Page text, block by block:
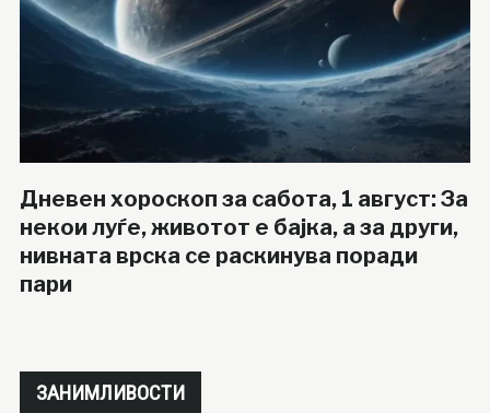
Дневен хороскоп за сабота, 1 август: За
некои луѓе, животот е бајка, а за други,
нивната врска се раскинува поради
пари
ЗАНИМЛИВОСТИ